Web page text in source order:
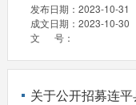
发布日期： 2023-10-31
成文日期： 2023-10-30
文 号：
关于公开招募连